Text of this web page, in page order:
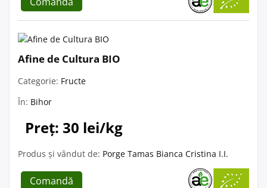
Afine de Cultura BIO
Categorie: Fructe
În: Bihor
Preț: 30 lei/kg
Produs și vândut de: Porge Tamas Bianca Cristina I.I.
Comandă